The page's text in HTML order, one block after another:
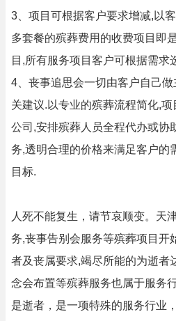
3、项目可根据客户要求增减,以
多套餐的殡葬费用的收费项目即
目,所有服务项目客户可根据需求
4、丧事追思会一切由客户自己
关建议.以专业的殡葬流程简化,
公司,安排殡葬人员全程代办或协
务,透明合理的价格来满足客户的
目标.
人死不能复生，请节哀顺变。天
务,丧事告别会服务等殡葬项目开
者及丧属要求,竭尽所能的为逝者
念会布置等殡葬服务也属于服务
是逝者，是一项特殊的服务行业